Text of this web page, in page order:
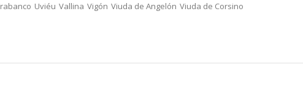
Uviéu Vallina Vigón Viuda de Angelón Viuda de Corsino